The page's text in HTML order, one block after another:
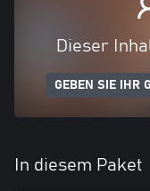
Dieser
GEBEN SIE IHR
In diesem Paket